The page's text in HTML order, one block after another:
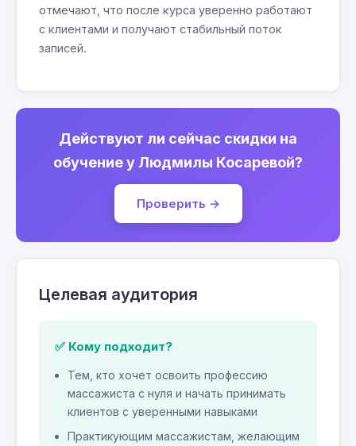
отмечают, что после курса уверенно работают
с клиентами и получают стабильный поток
записей.
Действуют ли сейчас скидки на
обучение у Людмилы Косаревой?
Проверить →
Целевая аудитория
✅ Кому подходит?
Тем, кто хочет освоить профессию
массажиста с нуля и начать принимать
клиентов с уверенными навыками
Практикующим массажистам, желающим